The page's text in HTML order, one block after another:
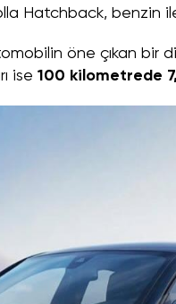
Hatchback, benzin ile
öne çıkan bir
ise 100 kilometrede